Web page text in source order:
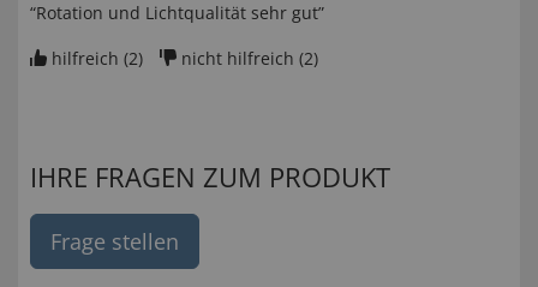
“Rotation und Lichtqualität sehr gut”
hilfreich (2) nicht hilfreich (2)
IHRE FRAGEN ZUM PRODUKT
Frage stellen